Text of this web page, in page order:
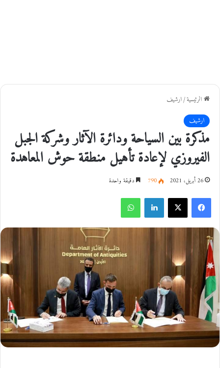
الرئيسية/ارشيف
ارشيف
مذكرة بين السياحة ودائرة الآثار وشركة الجبل
الفيروزي لإعادة تأهيل منطقة حوش المعاهدة
26 أبريل، 2021 790 دقيقة واحدة
فيسبوك ‫X لينكدإن واتساب